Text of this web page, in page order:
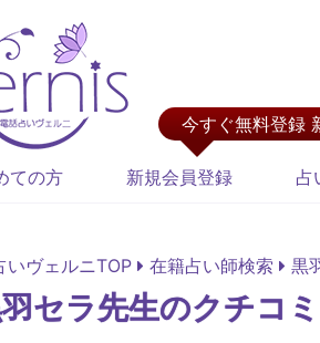
今すぐ無料登録
ての方 新規会員登録 占
いヴェルニTOP 在籍占い師検索 黒
セラ先生のクチコミ